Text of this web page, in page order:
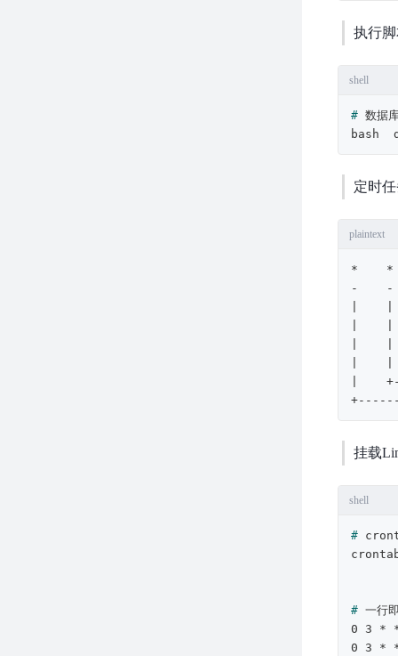
# 备份
docker
执行
shell
# 数据
bash
定时
plaintext
*
-
|
挂载
shell
#
# 一行
0 3 * *